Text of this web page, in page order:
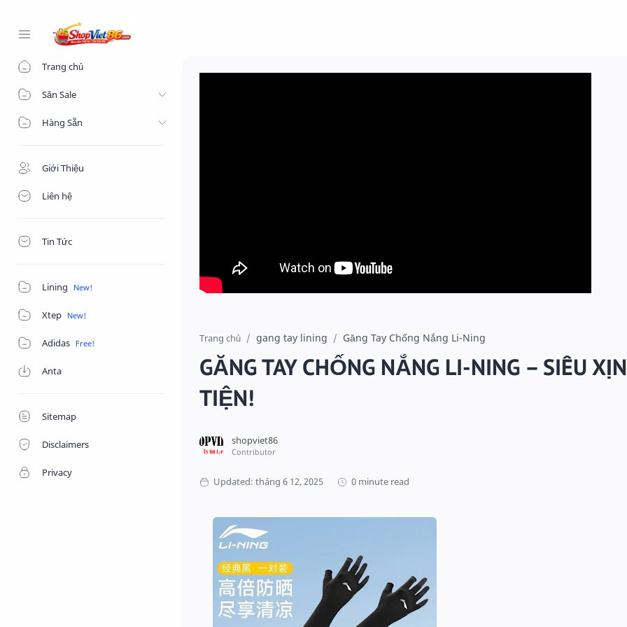
Trang chủ
Săn Sale
Hàng Sẵn
Giới Thiệu
Liên hệ
Tin Tức
Lining
Xtep
Adidas
Anta
Sitemap
Disclaimers
Privacy
Trang chủ gang tay lining Găng Tay Chống Nắng Li-Ning
GĂNG TAY CHỐNG NẮNG LI-NING – SIÊU
TIỆN!
0 minute read